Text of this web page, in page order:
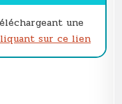
une
sur ce lien